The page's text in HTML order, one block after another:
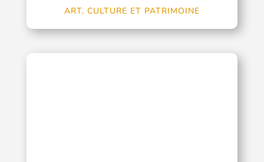
ART, CULTURE ET PATRIMOINE